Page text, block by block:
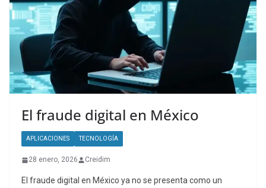
El fraude digital en México
APLICACIONES TECNOLOGÍA
28 enero, 2026 Creidim
El fraude digital en México ya no se presenta como un